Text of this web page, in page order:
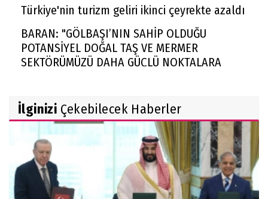
Türkiye'nin turizm geliri ikinci çeyrekte azaldı
BARAN: "GÖLBAŞI’NIN SAHİP OLDUĞU
POTANSİYEL DOĞAL TAŞ VE MERMER
SEKTÖRÜMÜZÜ DAHA GÜÇLÜ NOKTALARA
Rekabet Kurumu market zincirinin devrine
'koşullu izin' verdi
FAA yüzlerce Boeing 737 Max uçağında çatlak
incelemesi istedi
Trendyol 1. Lig'de yeni sezon başlıyor
İlginizi Çekebilecek Haberler